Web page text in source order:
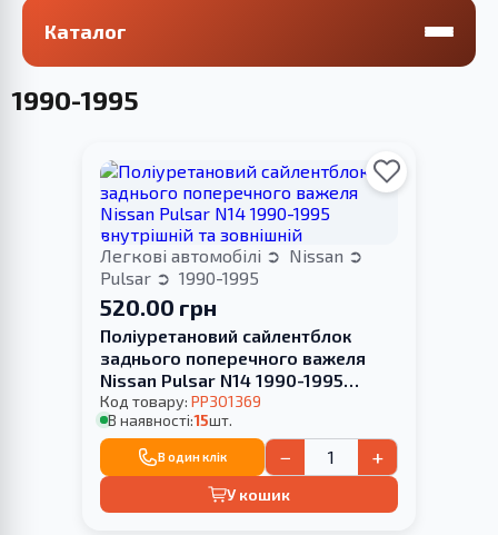
Каталог
1990-1995
Легкові автомобілі
Nissan
Pulsar
1990-1995
520.00 грн
Поліуретановий сайлентблок
заднього поперечного важеля
Nissan Pulsar N14 1990-1995
внутрішній та зовнішній
Код товару: PP301369
В наявності:15шт.
В один клік − +
У кошик